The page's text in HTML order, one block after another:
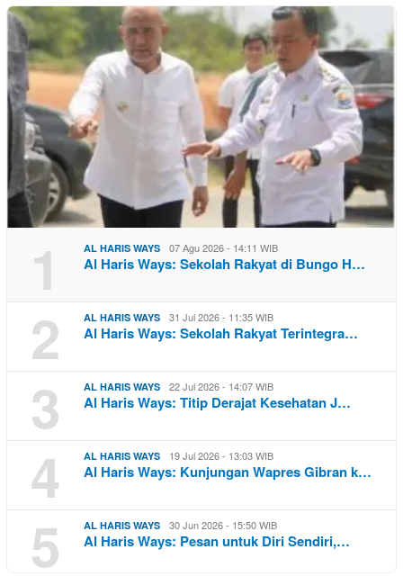
1 AL HARIS WAYS 07 Agu 2026 - 14:11 WIB
Al Haris Ways: Sekolah Rakyat di Bungo H…
2 AL HARIS WAYS 31 Jul 2026 - 11:35 WIB
Al Haris Ways: Sekolah Rakyat Terintegra…
3 AL HARIS WAYS 22 Jul 2026 - 14:07 WIB
Al Haris Ways: Titip Derajat Kesehatan J…
4 AL HARIS WAYS 19 Jul 2026 - 13:03 WIB
Al Haris Ways: Kunjungan Wapres Gibran k…
5 AL HARIS WAYS 30 Jun 2026 - 15:50 WIB
Al Haris Ways: Pesan untuk Diri Sendiri,…